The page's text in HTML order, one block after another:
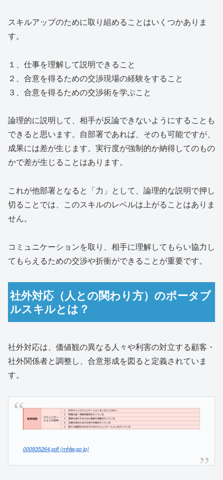
スキルアップのために取り組めることはいくつかありま
す。
１、仕事を理解して説明できること
２、合意を得るための交渉現場の経験をすること
３、合意を得るための交渉術を学ぶこと
論理的に説明して、相手が反論できないようにすることも
できると思います。自部署であれば、そのも可能ですが、
成果には差が生じます。実行度が強制的か納得してのもの
かで差が生じることはあります。
これが他部署となると「力」として、論理的な説明で押し
切ることでは、このスキルのレベルは上がることはありま
せん。
コミュニケーションを取り、相手に理解してもらい協力し
てもらえるための交渉や折衝ができることが重要です。
社外対応（人との関わり方）のポータブ
ルスキルとは？
社外対応は、価値観の異なる人々や利害の対立する顧客・
社外関係者と調整し、合意形成を図ると定義されていま
す。
000935264.pdf (mhlw.go.jp)